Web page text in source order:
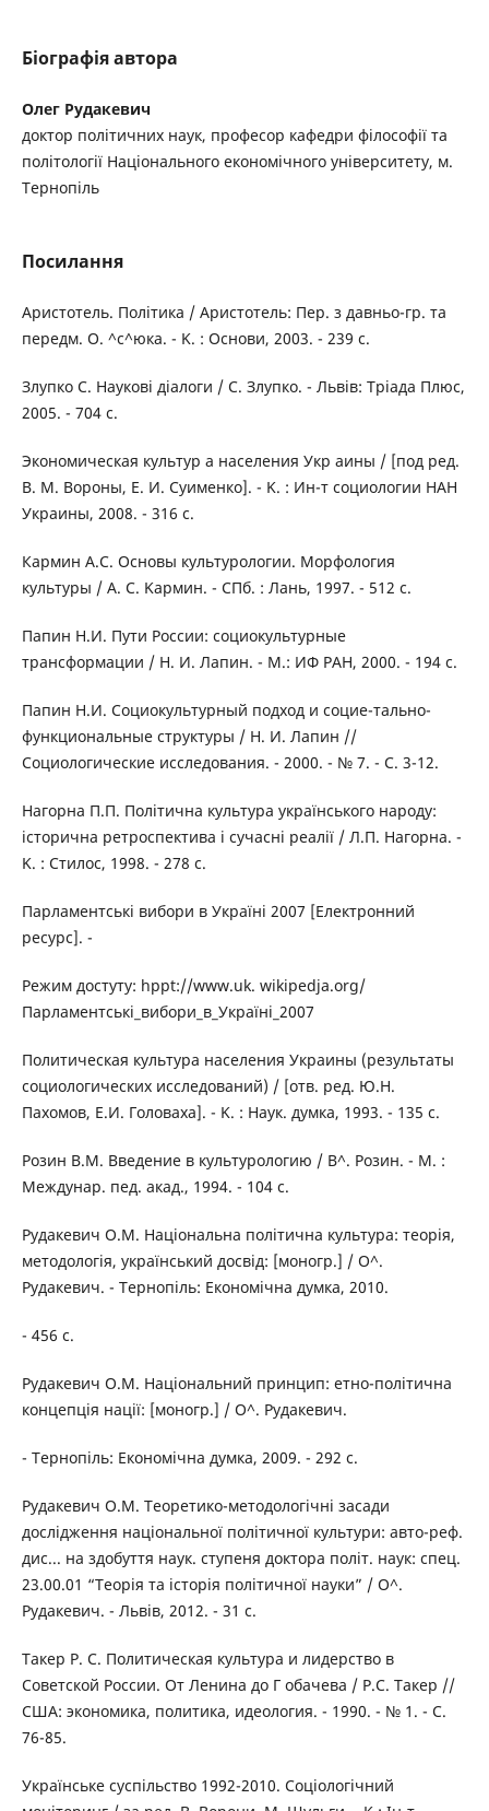
Біографія автора
Олег Рудакевич
доктор політичних наук, професор кафедри філософії та
політології Національного економічного університету, м.
Тернопіль
Посилання
Аристотель. Політика / Аристотель: Пер. з давньо-гр. та
передм. О. ^с^юка. - K. : Основи, 2003. - 239 с.
Злупко С. Наукові діалоги / С. Злупко. - Львів: Тріада Плюс,
2005. - 704 с.
Экономическая культур а населения Укр аины / [под ред.
В. M. Вороны, Е. И. Суименко]. - K. : Ин-т социологии НАН
Украины, 2008. - 316 с.
Кармин A.C. Основы культурологии. Mopфoлoгия
культуры / А. С. Kapмин. - СПб. : Лань, 1997. - 512 с.
Папин Н.И. Пути России: социокультурные
трансформации / Н. И. Лапин. - M.: ИФ РАН, 2000. - 194 с.
Папин Н.И. Социокультурный подход и социе-тально-
функциональные структуры / Н. И. Лапин //
Социологические исследования. - 2000. - № 7. - С. 3-12.
Нагорна П.П. Політична культура українського народу:
історична ретроспектива і сучасні реалії / Л.П. Нагорна. -
K. : Стилос, 1998. - 278 с.
Парламентські вибори в Україні 2007 [Електронний
ресурс]. -
Режим достуту: hppt://www.uk. wikipedja.org/
Парламентські_вибори_в_Україні_2007
Политическая культура населения Украины (результаты
социологических исследований) / [отв. ред. Ю.Н.
Пахомов, Е.И. Головаха]. - K. : Наук. думка, 1993. - 135 с.
Розин B.M. Введение в культурологию / В^. Розин. - M. :
Mеждунap. пед. акад., 1994. - 104 с.
Рудакевич O.M. Національна політична культура: теорія,
методологія, український досвід: [моногр.] / О^.
Рудакевич. - Тернопіль: Економічна думка, 2010.
- 456 с.
Рудакевич O.M. Національний принцип: етно-політична
концепція нації: [моногр.] / О^. Рудакевич.
- Тернопіль: Економічна думка, 2009. - 292 с.
Рудакевич O.M. Теоретико-методологічні засади
дослідження національної політичної культури: авто-реф.
дис... на здобуття наук. ступеня доктора політ. наук: спец.
23.00.01 “Теорія та історія політичної науки” / О^.
Рудакевич. - Львів, 2012. - 31 с.
Такер Р. С. Политическая культура и лидерство в
Советской России. От Ленина до Г обачева / Р.С. Такер //
США: экономика, политика, идеология. - 1990. - № 1. - С.
76-85.
Українське суспільство 1992-2010. Соціологічний